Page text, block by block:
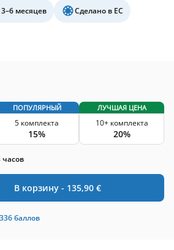
месяцев Сделано в ЕС
ПОПУЛЯРНЫЙ
5 комплекта
15%
ЛУЧШАЯ ЦЕНА
10+ комплекта
20%
часов
В корзину - 135,90 €
336баллов